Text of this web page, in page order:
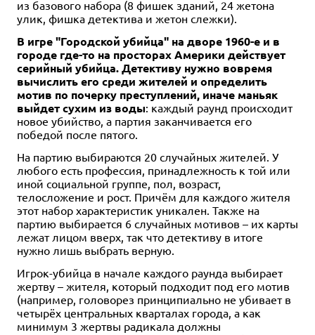
2+ 60+ 12+ Eng
Orruks Warclans: Hobgrot
Slittaz
Купить
14+ Eng
Infinity. Tohaa Combat Force:
Repack Alpha & Beta – Bundle
Уведомить о наличии
из базового набора (8 фишек зданий, 24 жетона
улик, фишка детектива и жетон слежки).
В игре "Городской убийца" на дворе 1960-е и в
городе где-то на просторах Америки действует
серийный убийца. Детективу нужно вовремя
вычислить его среди жителей и определить
мотив по почерку преступлений, иначе маньяк
выйдет сухим из воды: каждый раунд происходит
новое убийство, а партия заканчивается его
победой после пятого.
На партию выбираются 20 случайных жителей. У
любого есть профессия, принадлежность к той или
иной социальной группе, пол, возраст,
телосложение и рост. Причём для каждого жителя
этот набор характеристик уникален. Также на
партию выбирается 6 случайных мотивов – их карты
лежат лицом вверх, так что детективу в итоге
нужно лишь выбрать верную.
Игрок-убийца в начале каждого раунда выбирает
жертву – жителя, который подходит под его мотив
(например, головорез принципиально не убивает в
четырёх центральных кварталах города, а как
минимум 3 жертвы радикала должны